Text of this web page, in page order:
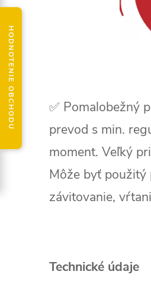
✅ Pomalobežný
prevod s min.
moment. Veľký
Môže byť použitý
závitovanie,
Technické údaje
HODNOTENIE OBCHODU